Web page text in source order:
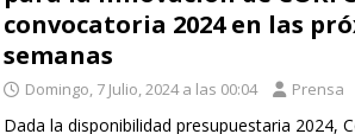
convocatoria 2024 en las
semanas
Domingo, 7 Julio, 2024 a las 00:04 Prensa
Dada la disponibilidad presupuestaria 2024,